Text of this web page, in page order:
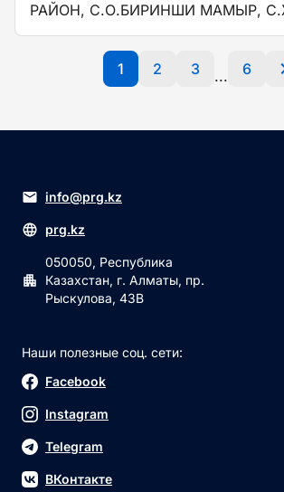
РАЙОН, С.О.БИРИНШИ МАМЫР,
1 2 3 ... 6
info@prg.kz
prg.kz
050050, Республика
Казахстан, г. Алматы, пр.
Рыскулова, 43В
Наши полезные соц. сети:
Facebook
Instagram
Telegram
ВКонтакте